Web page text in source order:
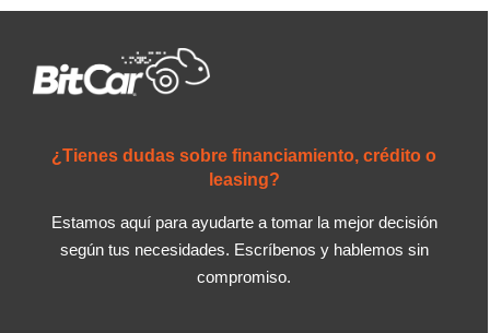
¿Tienes dudas sobre financiamiento, crédito o
leasing?
Estamos aquí para ayudarte a tomar la mejor decisión
según tus necesidades. Escríbenos y hablemos sin
compromiso.